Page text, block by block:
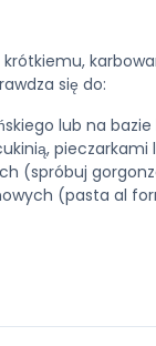
się do:
lub na bazie
pieczarkami
(spróbuj
(pasta al